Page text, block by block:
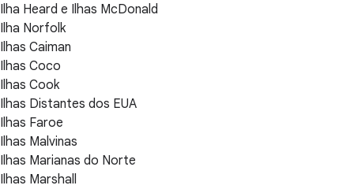
Ilha Heard e Ilhas McDonald
Ilha Norfolk
Ilhas Caiman
Ilhas Coco
Ilhas Cook
Ilhas Distantes dos EUA
Ilhas Faroe
Ilhas Malvinas
Ilhas Marianas do Norte
Ilhas Marshall